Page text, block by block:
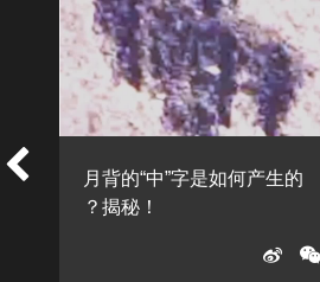
月背的“中”字是如何产生的
？揭秘！